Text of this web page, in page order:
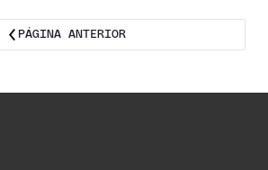
PÁGINA ANTERIOR